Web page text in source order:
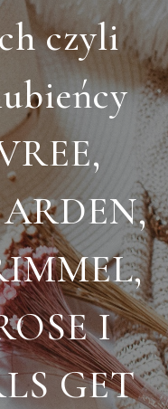
czyli
I
GET